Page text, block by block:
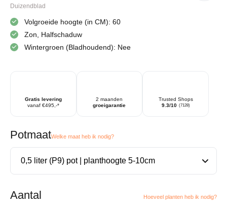
Duizendblad
Volgroeide hoogte (in CM): 60
Zon, Halfschaduw
Wintergroen (Bladhoudend): Nee
Gratis levering
vanaf €495,-*
2 maanden
groeigarantie
Trusted Shops
9.3/10 (7128)
PotmaatWelke maat heb ik nodig?
Aantal Hoeveel planten heb ik nodig?